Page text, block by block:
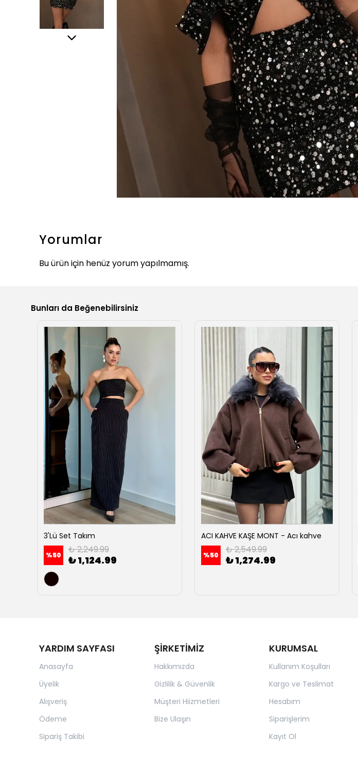
Yorumlar
Bu ürün için henüz yorum yapılmamış.
Bunları da Beğenebilirsiniz
3'Lü Set Takım
%50 ₺ 2,249.99
₺ 1,124.99
ACI KAHVE KAŞE MONT - Acı kahve
%50 ₺ 2,549.99
₺ 1,274.99
YARDIM SAYFASI
Anasayfa
Üyelik
Alışveriş
Ödeme
Sipariş Takibi
ŞİRKETİMİZ
Hakkımızda
Gizlilik & Güvenlik
Müşteri Hiizmetleri
Bize Ulaşın
KURUMSAL
Kullanım Koşulları
Kargo ve Teslimat
Hesabım
Siparişlerim
Kayıt Ol